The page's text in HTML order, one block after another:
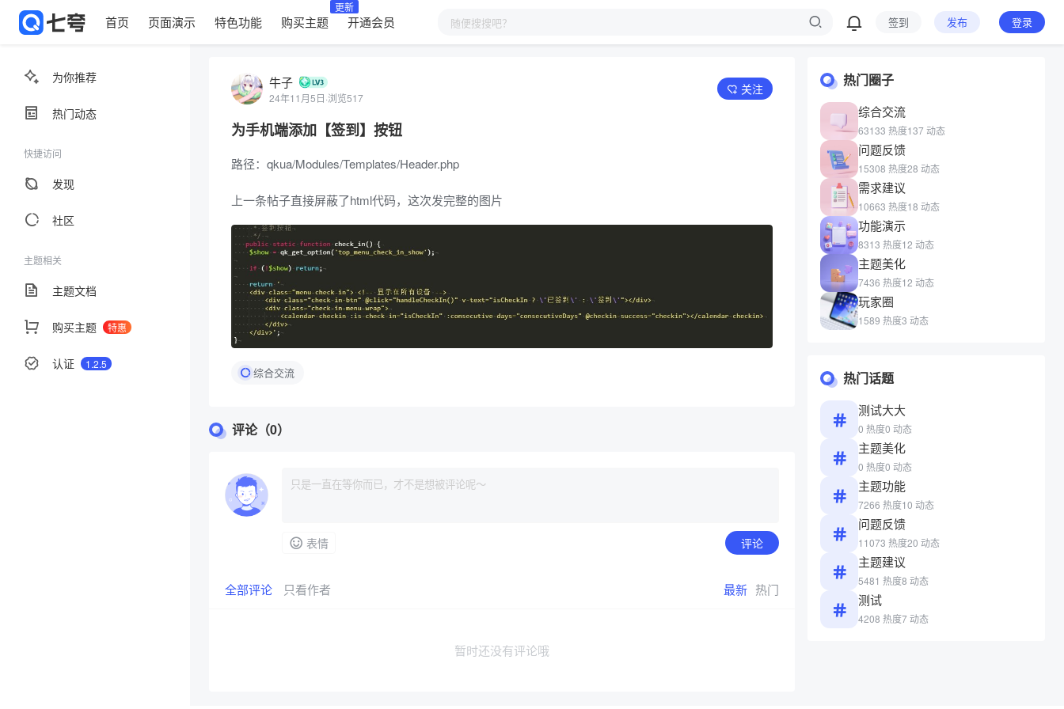
首页 页面演示 特色功能 购买主题
更新
开通会员 签到 发布 登录
为你推荐
热门动态
快捷访问
发现
社区
主题相关
主题文档
购买主题 特惠
认证 1.2.5
为手机端添加【签到】按钮
牛子
24年11月5日·浏览517
关注
路径：qkua/Modules/Templates/Header.php
上一条帖子直接屏蔽了html代码，这次发完整的图片
综合交流
评论（0）
表情 评论
全部评论 只看作者 最新 热门
暂时还没有评论哦
热门圈子
综合交流
63133 热度137 动态
问题反馈
15308 热度28 动态
需求建议
10663 热度18 动态
功能演示
8313 热度12 动态
主题美化
7436 热度12 动态
玩家圈
1589 热度3 动态
热门话题
测试大大
0 热度0 动态
主题美化
0 热度0 动态
主题功能
7266 热度10 动态
问题反馈
11073 热度20 动态
主题建议
5481 热度8 动态
测试
4208 热度7 动态